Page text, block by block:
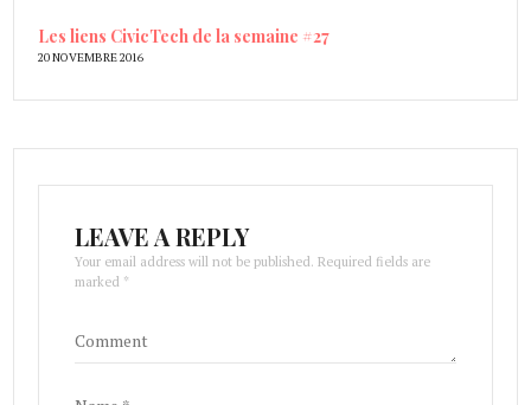
Les liens CivicTech de la semaine #27
20 NOVEMBRE 2016
LEAVE A REPLY
Your email address will not be published. Required fields are
marked *